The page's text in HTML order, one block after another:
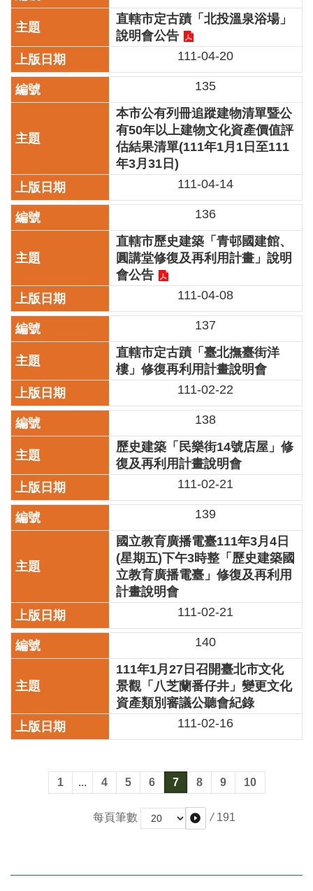
臺
專
區
常
見
問
臺
市
政
府
政
公
資
訊
著
權
聲
明
隱
私
權
護
政
策
安
政
策
政
府
站
料
開
直轄市定古蹟「北投溫泉浴場」
說明會公告
111-04-20
135
本市公有列冊追蹤建物清單暨公
有50年以上建物文化資產價值評
估結果清單(111年1月1日至111
年3月31日)
111-04-14
136
直轄市歷史建築「青邨國建館、
圓講堂修復及再利用計畫」說明
會公告
111-04-08
137
直轄市定古蹟「臺北撫臺街洋
樓」修復再利用計畫說明會
111-02-22
138
歷史建築「民樂街14號店屋」修
復及再利用計畫說明會
111-02-21
139
國立教育廣播電臺111年3月4日
(星期五)下午3時整「歷史建築國
立教育廣播電臺」修復及再利用
計畫說明會
111-02-21
140
111年1月27日召開臺北市文化
景觀「八芝蘭番仔井」變更文化
資產類別審議公聽會紀錄
111-02-16
1 ... 4 5 6 7 8 9 10
每頁筆數 / 191